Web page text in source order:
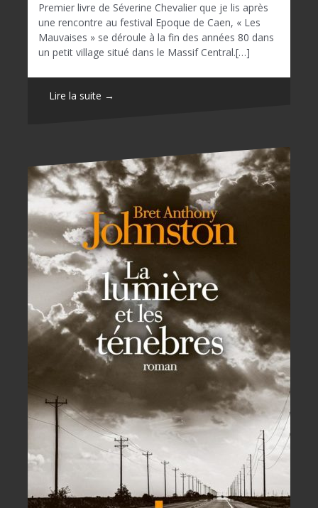
Premier livre de Séverine Chevalier que je lis après
une rencontre au festival Epoque de Caen, « Les
Mauvaises » se déroule à la fin des années 80 dans
un petit village situé dans le Massif Central.[…]
Lire la suite →